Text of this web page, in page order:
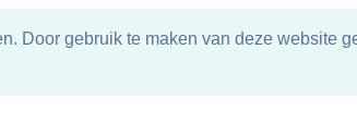
Door gebruik te maken van deze website